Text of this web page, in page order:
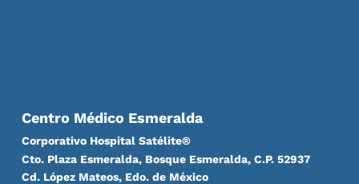
Centro Médico Esmeralda
Corporativo Hospital Satélite®
Cto. Plaza Esmeralda, Bosque Esmeralda, C.P. 52937
Cd. López Mateos, Edo. de México